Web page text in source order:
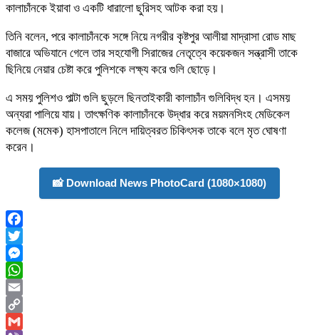
কালাচাঁনকে ইয়াবা ও একটি ধারালো ছুরিসহ আটক করা হয়।
তিনি বলেন, পরে কালাচাঁনকে সঙ্গে নিয়ে নগরীর কৃষ্টপুর আলীয়া মাদ্রাসা রোড মাছ
বাজারে অভিযানে গেলে তার সহযোগী সিরাজের নেতৃত্বে কয়েকজন সন্ত্রাসী তাকে
ছিনিয়ে নেয়ার চেষ্টা করে পুলিশকে লক্ষ্য করে গুলি ছোড়ে।
এ সময় পুলিশও পাল্টা গুলি ছুড়লে ছিনতাইকারী কালাচাঁন গুলিবিদ্ধ হন। এসময়
অন্যরা পালিয়ে যায়। তাৎক্ষণিক কালাচাঁনকে উদ্ধার করে ময়মনসিংহ মেডিকেল
কলেজ (মমেক) হাসপাতালে নিলে দায়িত্বরত চিকিৎসক তাকে বলে মৃত ঘোষণা
করেন।
📸 Download News PhotoCard (1080×1080)
Facebook
Twitter
Messenger
WhatsApp
Email
Copy